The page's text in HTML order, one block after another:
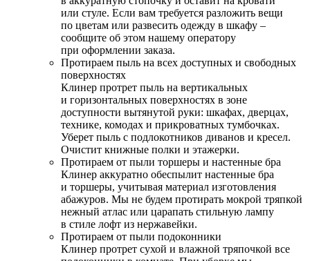
или стуле. Если вам требуется разложить вещи
по цветам или развесить одежду в шкафу –
сообщите об этом нашему оператору
при оформлении заказа.
Протираем пыль на всех доступных и свободных
поверхностях
Клинер протрет пыль на вертикальных
и горизонтальных поверхностях в зоне
доступности вытянутой руки: шкафах, дверцах,
технике, комодах и прикроватных тумбочках.
Уберет пыль с подлокотников диванов и кресел.
Очистит книжные полки и этажерки.
Протираем от пыли торшеры и настенные бра
Клинер аккуратно обеспылит настенные бра
и торшеры, учитывая материал изготовления
абажуров. Мы не будем протирать мокрой тряпкой
нежный атлас или царапать стильную лампу
в стиле лофт из нержавейки.
Протираем от пыли подоконники
Клинер протрет сухой и влажной тряпочкой все